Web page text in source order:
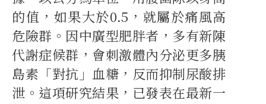
的值，如果大於0.5，就屬於痛風高
危險群。因中廣型肥胖者，多有新陳
代謝症候群，會刺激體內分泌更多胰
島素「對抗」血糖，反而抑制尿酸排
泄。這項研究結果，已發表在最新一